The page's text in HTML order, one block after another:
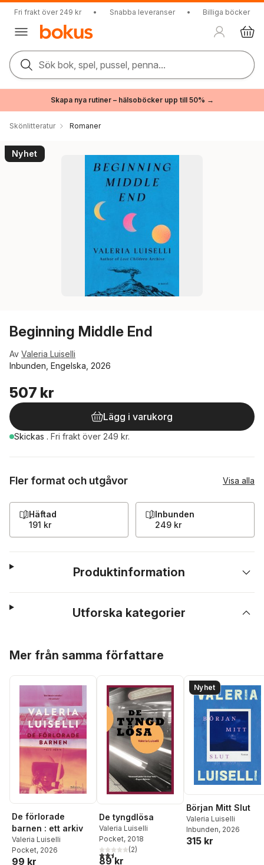
Fri frakt över 249 kr • Snabba leveranser • Billiga böcker
Sök bok, spel, pussel, penna...
Skapa nya rutiner – hälsoböcker upp till 50% →
Skönlitteratur Romaner
Nyhet
Beginning Middle End
Av Valeria Luiselli
Inbunden, Engelska, 2026
507 kr
Lägg i varukorg
Skickas . Fri frakt över 249 kr.
Fler format och utgåvor Visa alla
Häftad
191 kr
Inbunden
249 kr
Produktinformation
Utforska kategorier
Mer från samma författare
De förlorade
barnen : ett arkiv
Valeria Luiselli
Pocket, 2026
99 kr
De tyngdlösa
Valeria Luiselli
Pocket, 2018
2,5utav 5 stjärnor. Totalt antal röster:
(2)
89 kr
Nyhet
Början Mitt Slut
Valeria Luiselli
Inbunden, 2026
315 kr